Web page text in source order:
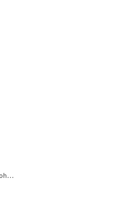
PREISE FERIENHAUS Ferienwohnung Fewo in Leer